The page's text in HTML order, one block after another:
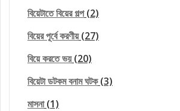
বিয়েটাতে বিয়ের গল্প(2)
বিয়ের পূর্বে করণীয়(27)
বিয়ে করতে ভয়(20)
বিয়েটা ডটকম বনাম ঘটক(3)
মাসনা(1)